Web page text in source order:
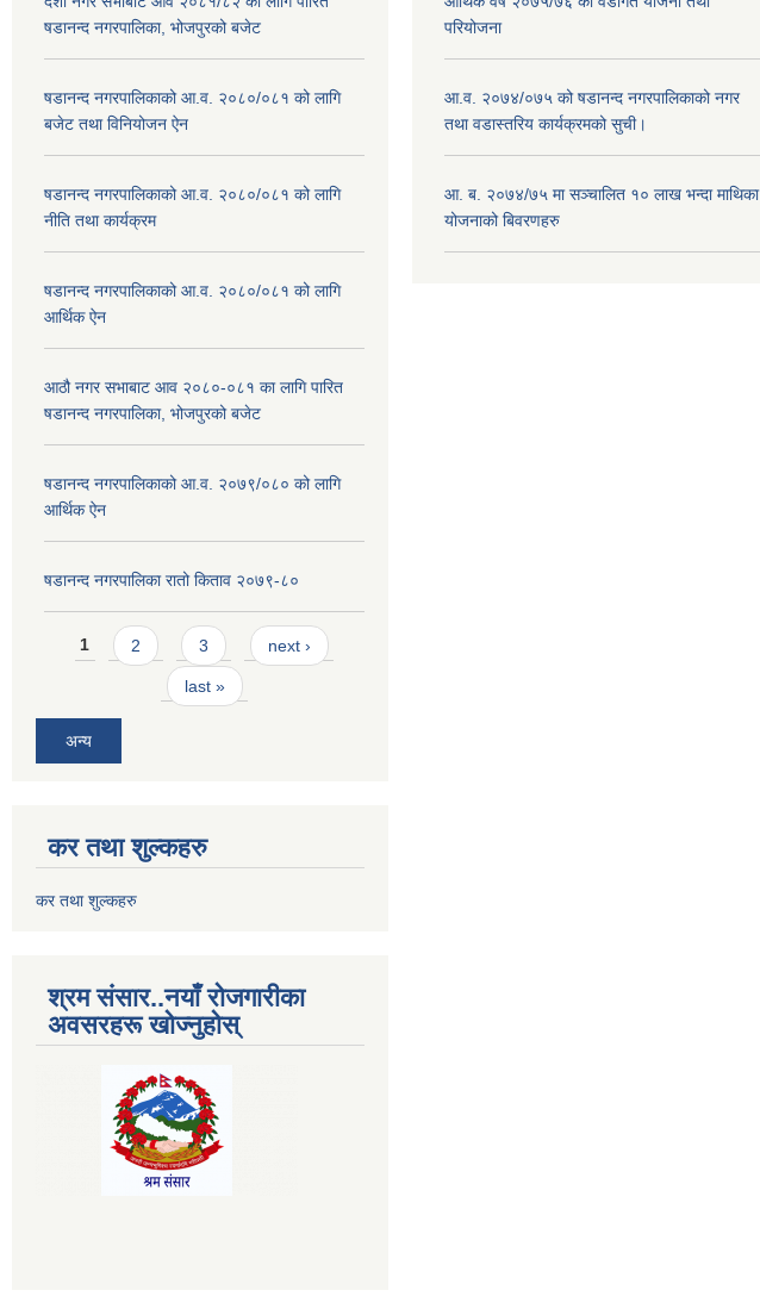
षडानन्द नगरपालिका, भोजपुरको बजेट
षडानन्द नगरपालिकाको आ.व. २०८०/०८१ को लागि
बजेट तथा विनियोजन ऐन
षडानन्द नगरपालिकाको आ.व. २०८०/०८१ को लागि
नीति तथा कार्यक्रम
षडानन्द नगरपालिकाको आ.व. २०८०/०८१ को लागि
आर्थिक ऐन
आठौ नगर सभाबाट आव २०८०-०८१ का लागि पारित
षडानन्द नगरपालिका, भोजपुरको बजेट
षडानन्द नगरपालिकाको आ.व. २०७९/०८० को लागि
आर्थिक ऐन
षडानन्द नगरपालिका रातो किताव २०७९-८०
Pages
1 2 3 next ›
last »
अन्य
कर तथा शुल्कहरु
कर तथा शुल्कहरु
श्रम संसार..नयाँ रोजगारीका
अवसरहरू खोज्नुहोस्
परियोजना
आ.व. २०७४/०७५ को षडानन्द नगरपालिकाको नगर
तथा वडास्तरिय कार्यक्रमको सुची।
आ. ब. २०७४/७५ मा सञ्चालित १० लाख भन्दा माथिका
योजनाको बिवरणहरु